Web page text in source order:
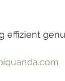
effizient